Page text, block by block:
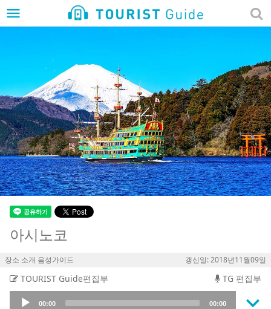
menu
아시노코
장소 소개 음성가이드 갱신일: 2018년11월09일
TOURIST Guide편집부 TG 편집부
Audio
00:00 00:00 keyboard_arrow_down